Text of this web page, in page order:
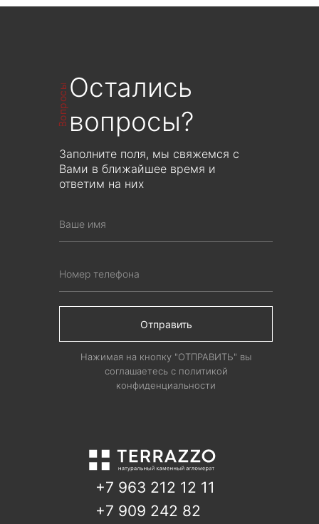
ВопросыОстались
вопросы?
Отправить
Заполните поля, мы свяжемся с
Вами в ближайшее время и
ответим на них
+7 963 212 12 11
+7 909 242 82
Нажимая на кнопку "ОТПРАВИТЬ" вы
соглашаетесь с политикой
конфиденциальности